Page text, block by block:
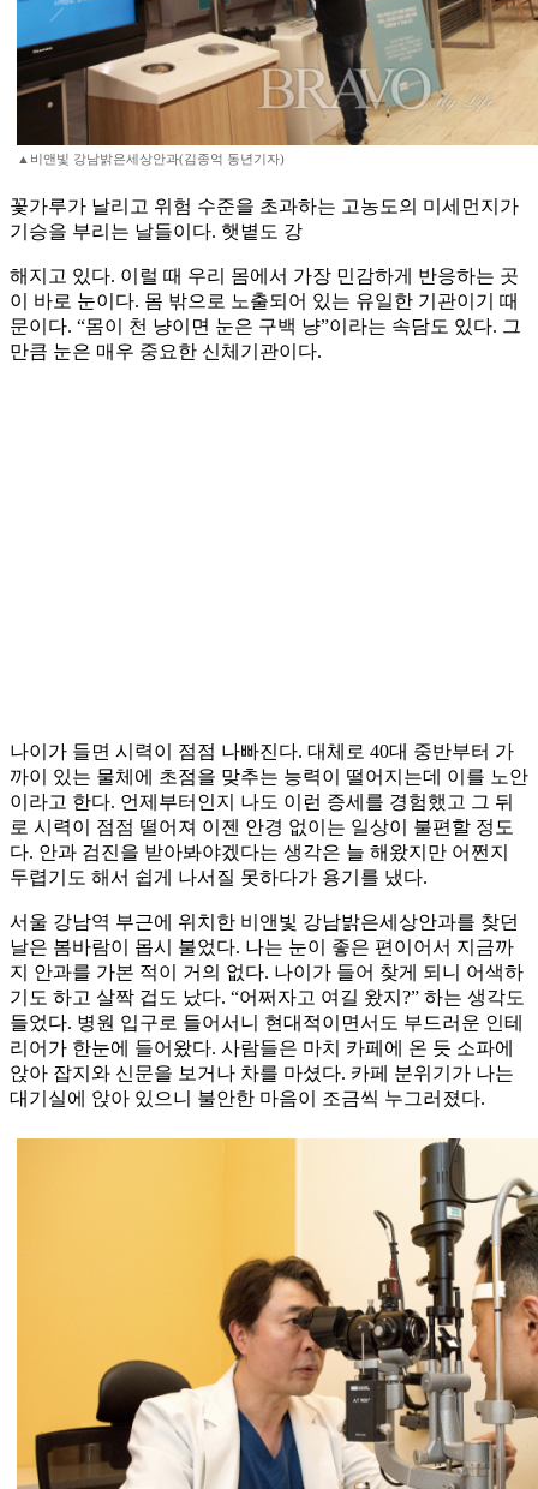
▲비앤빛 강남밝은세상안과(김종억 동년기자)
꽃가루가 날리고 위험 수준을 초과하는 고농도의 미세먼지가
기승을 부리는 날들이다. 햇볕도 강
해지고 있다. 이럴 때 우리 몸에서 가장 민감하게 반응하는 곳
이 바로 눈이다. 몸 밖으로 노출되어 있는 유일한 기관이기 때
문이다. “몸이 천 냥이면 눈은 구백 냥”이라는 속담도 있다. 그
만큼 눈은 매우 중요한 신체기관이다.
나이가 들면 시력이 점점 나빠진다. 대체로 40대 중반부터 가
까이 있는 물체에 초점을 맞추는 능력이 떨어지는데 이를 노안
이라고 한다. 언제부터인지 나도 이런 증세를 경험했고 그 뒤
로 시력이 점점 떨어져 이젠 안경 없이는 일상이 불편할 정도
다. 안과 검진을 받아봐야겠다는 생각은 늘 해왔지만 어쩐지
두렵기도 해서 쉽게 나서질 못하다가 용기를 냈다.
서울 강남역 부근에 위치한 비앤빛 강남밝은세상안과를 찾던
날은 봄바람이 몹시 불었다. 나는 눈이 좋은 편이어서 지금까
지 안과를 가본 적이 거의 없다. 나이가 들어 찾게 되니 어색하
기도 하고 살짝 겁도 났다. “어쩌자고 여길 왔지?” 하는 생각도
들었다. 병원 입구로 들어서니 현대적이면서도 부드러운 인테
리어가 한눈에 들어왔다. 사람들은 마치 카페에 온 듯 소파에
앉아 잡지와 신문을 보거나 차를 마셨다. 카페 분위기가 나는
대기실에 앉아 있으니 불안한 마음이 조금씩 누그러졌다.